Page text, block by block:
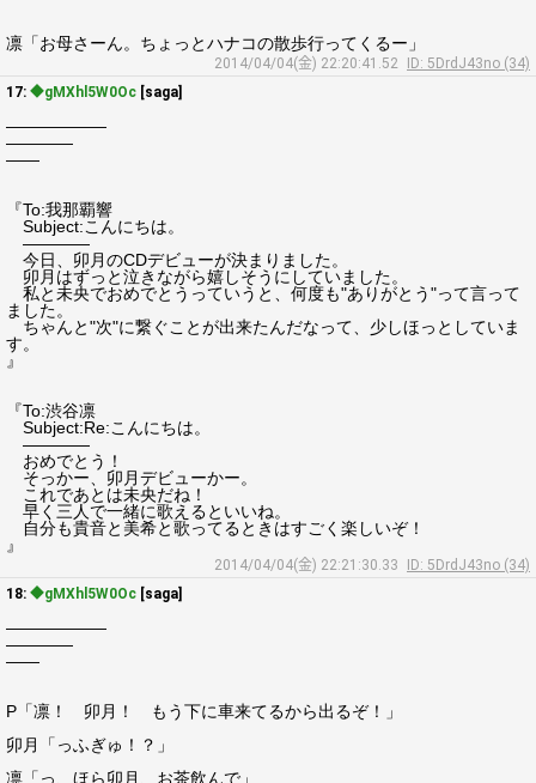
凛「お母さーん。ちょっとハナコの散歩行ってくるー」
2014/04/04(金) 22:20:41.52
ID: 5DrdJ43no (34)
17: ◆gMXhl5W0Oc [saga]
――――――
――――
――
『To:我那覇響
Subject:こんにちは。
――――
今日、卯月のCDデビューが決まりました。
卯月はずっと泣きながら嬉しそうにしていました。
私と未央でおめでとうっていうと、何度も"ありがとう"って言って
ました。
ちゃんと"次"に繋ぐことが出来たんだなって、少しほっとしていま
す。
』
『To:渋谷凛
Subject:Re:こんにちは。
――――
おめでとう！
そっかー、卯月デビューかー。
これであとは未央だね！
早く三人で一緒に歌えるといいね。
自分も貴音と美希と歌ってるときはすごく楽しいぞ！
』
2014/04/04(金) 22:21:30.33
ID: 5DrdJ43no (34)
18: ◆gMXhl5W0Oc [saga]
――――――
――――
――
P「凛！ 卯月！ もう下に車来てるから出るぞ！」
卯月「っふぎゅ！？」
凛「っ、ほら卯月、お茶飲んで」